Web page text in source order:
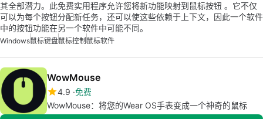
其全部潜力。此免费实用程序允许您将新功能映射到鼠标按钮 。它不仅
可以为每个按钮分配新任务，还可以使这些依赖于上下文，因此一个软件
中的按钮功能在另一个软件中可能不同。
Windows鼠标键盘鼠标控制 鼠标软件
WowMouse
4.9 免费
WowMouse：将您的Wear OS手表变成一个神奇的鼠标